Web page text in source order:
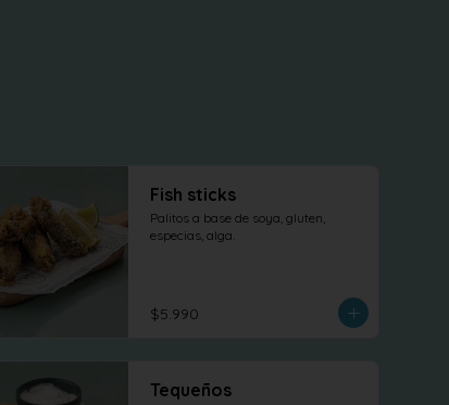
Fish sticks
Palitos a base de soya, gluten,
especias, alga.
$5.990
Tequeños